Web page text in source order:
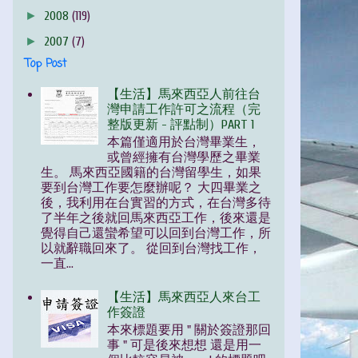
► 2008 (119)
► 2007 (7)
Top Post
【生活】馬來西亞人前往台
灣申請工作許可之流程（完
整版更新 - 評點制）PART 1
本篇僅適用於台灣畢業生，
或曾經擁有台灣學歷之畢業
生。 馬來西亞國籍的台灣留學生，如果
要到台灣工作要怎麼辦呢？ 大四畢業之
後，我利用在台實習的方式，在台灣多待
了半年之後就回馬來西亞工作，後來還是
覺得自己還蠻希望可以回到台灣工作，所
以就辭職回來了。 從回到台灣找工作，
一直...
【生活】馬來西亞人來台工
作簽證
本來標題要用 " 關於簽證那回
事 " 可是後來想想 還是用一